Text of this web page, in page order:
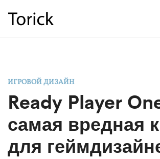
ИГРОВОЙ ДИЗАЙН
Ready Player
самая вредная
для